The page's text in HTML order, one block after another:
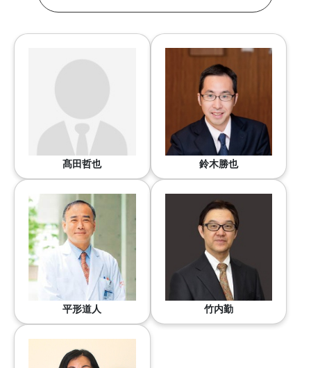
髙田哲也 鈴木勝也
平形道人 竹内勤